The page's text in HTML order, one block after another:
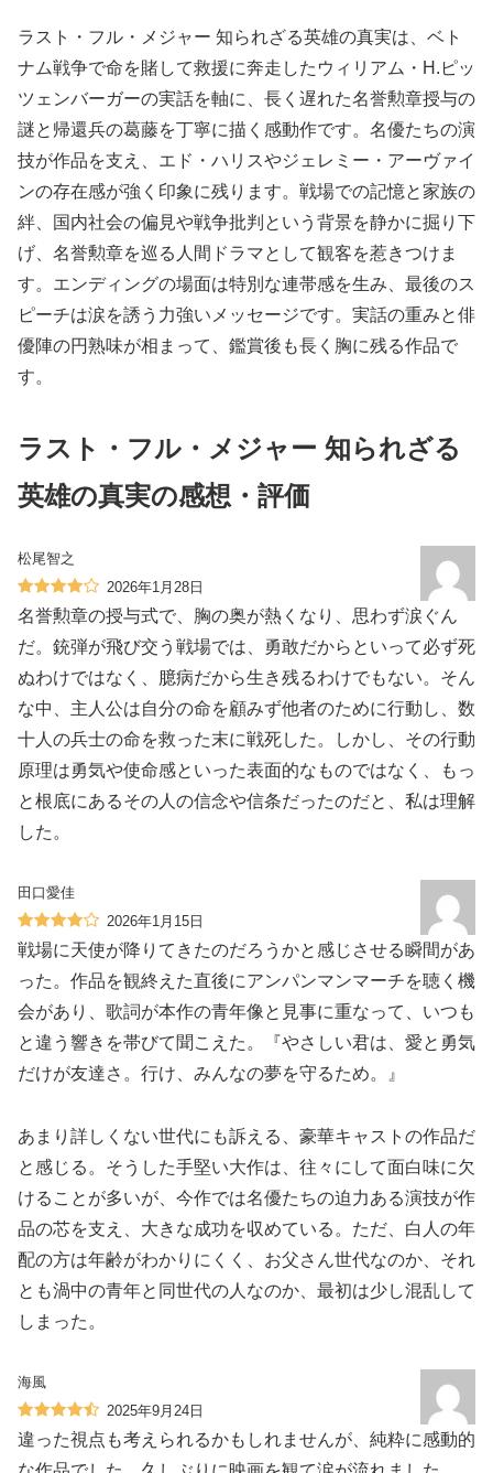
ラスト・フル・メジャー 知られざる英雄の真実は、ベト
ナム戦争で命を賭して救援に奔走したウィリアム・H.ピッ
ツェンバーガーの実話を軸に、長く遅れた名誉勲章授与の
謎と帰還兵の葛藤を丁寧に描く感動作です。名優たちの演
技が作品を支え、エド・ハリスやジェレミー・アーヴァイ
ンの存在感が強く印象に残ります。戦場での記憶と家族の
絆、国内社会の偏見や戦争批判という背景を静かに掘り下
げ、名誉勲章を巡る人間ドラマとして観客を惹きつけま
す。エンディングの場面は特別な連帯感を生み、最後のス
ピーチは涙を誘う力強いメッセージです。実話の重みと俳
優陣の円熟味が相まって、鑑賞後も長く胸に残る作品で
す。
ラスト・フル・メジャー 知られざる
英雄の真実の感想・評価
松尾智之
2026年1月28日
名誉勲章の授与式で、胸の奥が熱くなり、思わず涙ぐん
だ。銃弾が飛び交う戦場では、勇敢だからといって必ず死
ぬわけではなく、臆病だから生き残るわけでもない。そん
な中、主人公は自分の命を顧みず他者のために行動し、数
十人の兵士の命を救った末に戦死した。しかし、その行動
原理は勇気や使命感といった表面的なものではなく、もっ
と根底にあるその人の信念や信条だったのだと、私は理解
した。
田口愛佳
2026年1月15日
戦場に天使が降りてきたのだろうかと感じさせる瞬間があ
った。作品を観終えた直後にアンパンマンマーチを聴く機
会があり、歌詞が本作の青年像と見事に重なって、いつも
と違う響きを帯びて聞こえた。『やさしい君は、愛と勇気
だけが友達さ。行け、みんなの夢を守るため。』
あまり詳しくない世代にも訴える、豪華キャストの作品だ
と感じる。そうした手堅い大作は、往々にして面白味に欠
けることが多いが、今作では名優たちの迫力ある演技が作
品の芯を支え、大きな成功を収めている。ただ、白人の年
配の方は年齢がわかりにくく、お父さん世代なのか、それ
とも渦中の青年と同世代の人なのか、最初は少し混乱して
しまった。
海風
2025年9月24日
違った視点も考えられるかもしれませんが、純粋に感動的